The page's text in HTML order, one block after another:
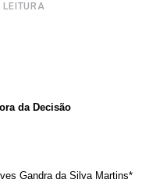
LEITURA
da Decisão
Ives Gandra da Silva Martins*